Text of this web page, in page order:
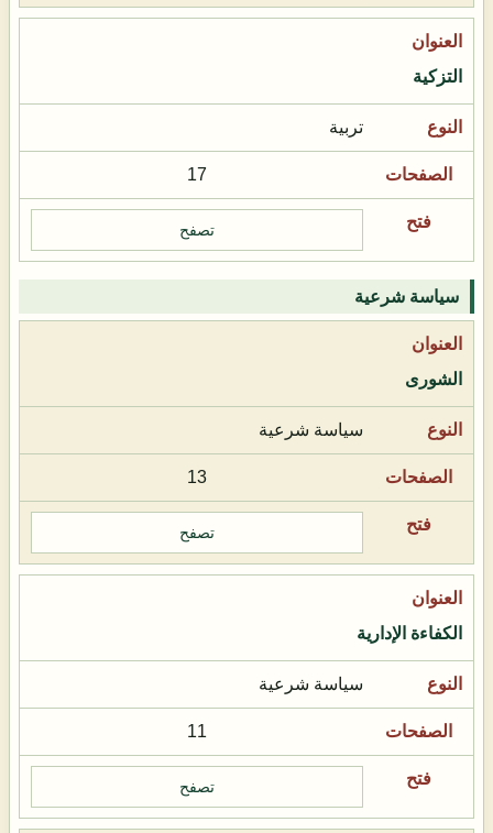
التزكية
تربية
17
تصفح
سياسة شرعية
الشورى
سياسة شرعية
13
تصفح
الكفاءة الإدارية
سياسة شرعية
11
تصفح